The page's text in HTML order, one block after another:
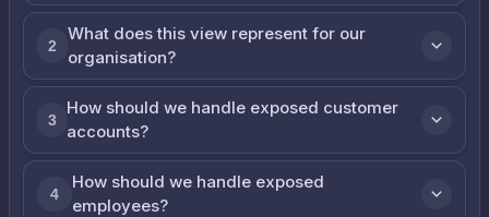
2
What does this view represent for our
organisation?
3
How should we handle exposed customer
accounts?
4
How should we handle exposed
employees?